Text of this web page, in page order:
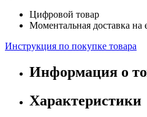
Цифровой товар
Моментальная доставка на
Инструкция по покупке товара
Информация о
Характеристики